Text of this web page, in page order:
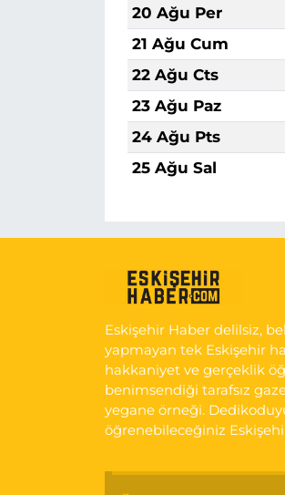
20 Ağu Per
21 Ağu Cum
22 Ağu Cts
23 Ağu Paz
24 Ağu Pts
25 Ağu Sal
Eskişehir Haber delilsiz,
yapmayan tek Eskişehir
hakkaniyet ve gerçeklik
benimsendiği tarafsız
yegane örneği.
öğrenebileceğiniz